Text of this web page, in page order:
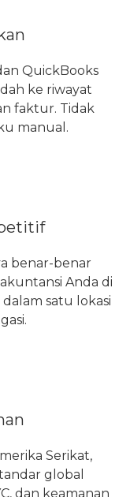
QuickBooks
ke riwayat
faktur. Tidak
manual.
benar-benar
Anda di
satu lokasi
Serikat,
global
dan keamanan